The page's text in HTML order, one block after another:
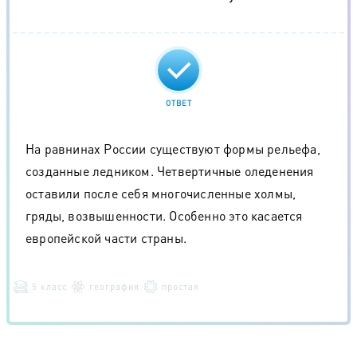
ОТВЕТ
На равнинах России существуют формы рельефа,
созданные ледником. Четвертичные оледенения
оставили после себя многочисленные холмы,
гряды, возвышенности. Особенно это касается
европейской части страны.
5 класс география простая